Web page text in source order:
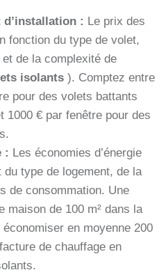
: Le prix des
fonction du type de volet,
de la complexité de
isolants ). Comptez entre
pour des volets battants
1000 € par fenêtre pour des
: Les économies d’énergie
du type de logement, de la
de consommation. Une
maison de 100 m² dans la
en moyenne 200
de chauffage en